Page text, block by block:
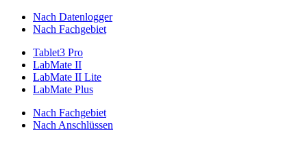
Nach Datenlogger
Nach Fachgebiet
Tablet3 Pro
LabMate II
LabMate II Lite
LabMate Plus
Nach Fachgebiet
Nach Anschlüssen